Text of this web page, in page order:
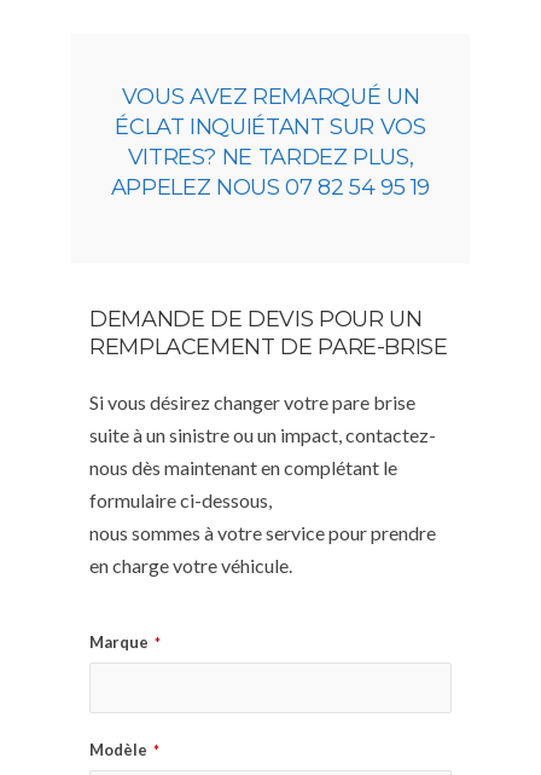
VOUS AVEZ REMARQUÉ UN
ÉCLAT INQUIÉTANT SUR VOS
VITRES? NE TARDEZ PLUS,
APPELEZ NOUS 07 82 54 95 19
DEMANDE DE DEVIS POUR UN
REMPLACEMENT DE PARE-BRISE
Si vous désirez changer votre pare brise
suite à un sinistre ou un impact, contactez-
nous dès maintenant en complétant le
formulaire ci-dessous,
nous sommes à votre service pour prendre
en charge votre véhicule.
Marque *
Modèle *